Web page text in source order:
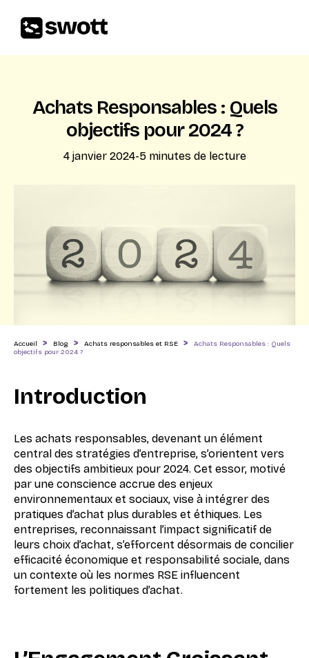
Achats Responsables : Quels
objectifs pour 2024 ?
4 janvier 2024-5minutes de lecture
Accueil > Blog > Achats responsables et RSE >
Achats Responsables : Quels
objectifs pour 2024 ?
Introduction
Les achats responsables, devenant un élément
central des stratégies d’entreprise, s’orientent vers
des objectifs ambitieux pour 2024. Cet essor, motivé
par une conscience accrue des enjeux
environnementaux et sociaux, vise à intégrer des
pratiques d’achat plus durables et éthiques. Les
entreprises, reconnaissant l’impact significatif de
leurs choix d’achat, s’efforcent désormais de concilier
efficacité économique et responsabilité sociale, dans
un contexte où les normes RSE influencent
fortement les politiques d’achat.